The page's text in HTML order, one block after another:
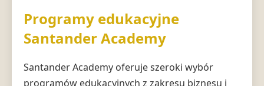
Programy edukacyjne
Santander Academy
Santander Academy oferuje szeroki wybór
programów edukacyjnych z zakresu biznesu i